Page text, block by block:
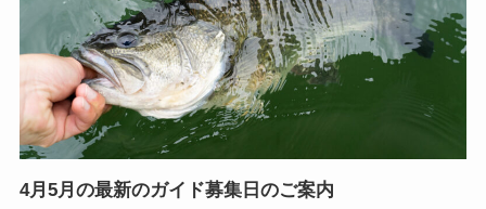
4月5月の最新のガイド募集日のご案内